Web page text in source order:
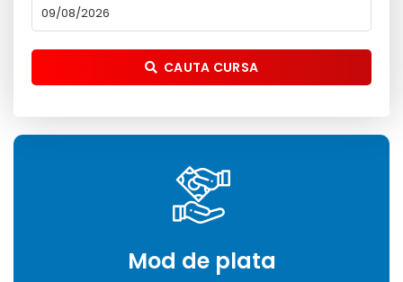
CAUTA CURSA
Mod de plata